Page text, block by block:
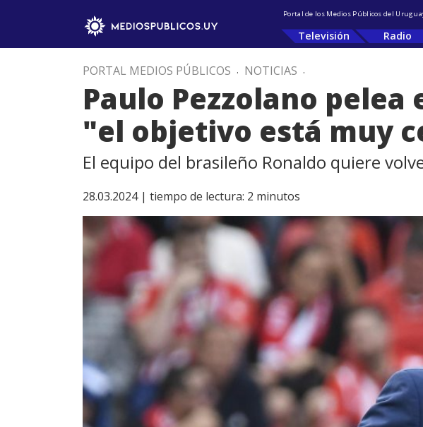
Portal de los Medios Públicos del
Televisión Radio
PORTAL MEDIOS PÚBLICOS . NOTICIAS .
Paulo Pezzolano
"el objetivo está muy
El equipo del brasileño Ronaldo quiere
28.03.2024 | tiempo de lectura: 2 minutos